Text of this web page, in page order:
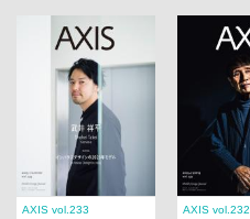
AXIS vol.233 AXIS vol.232